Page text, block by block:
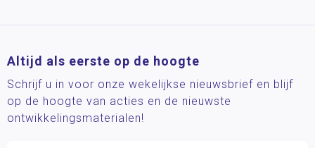
Altijd als eerste op de hoogte
Schrijf u in voor onze wekelijkse nieuwsbrief en blijf
op de hoogte van acties en de nieuwste
ontwikkelingsmaterialen!